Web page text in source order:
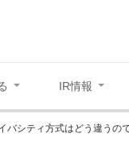
IR情報
シティ方式はどう違うので